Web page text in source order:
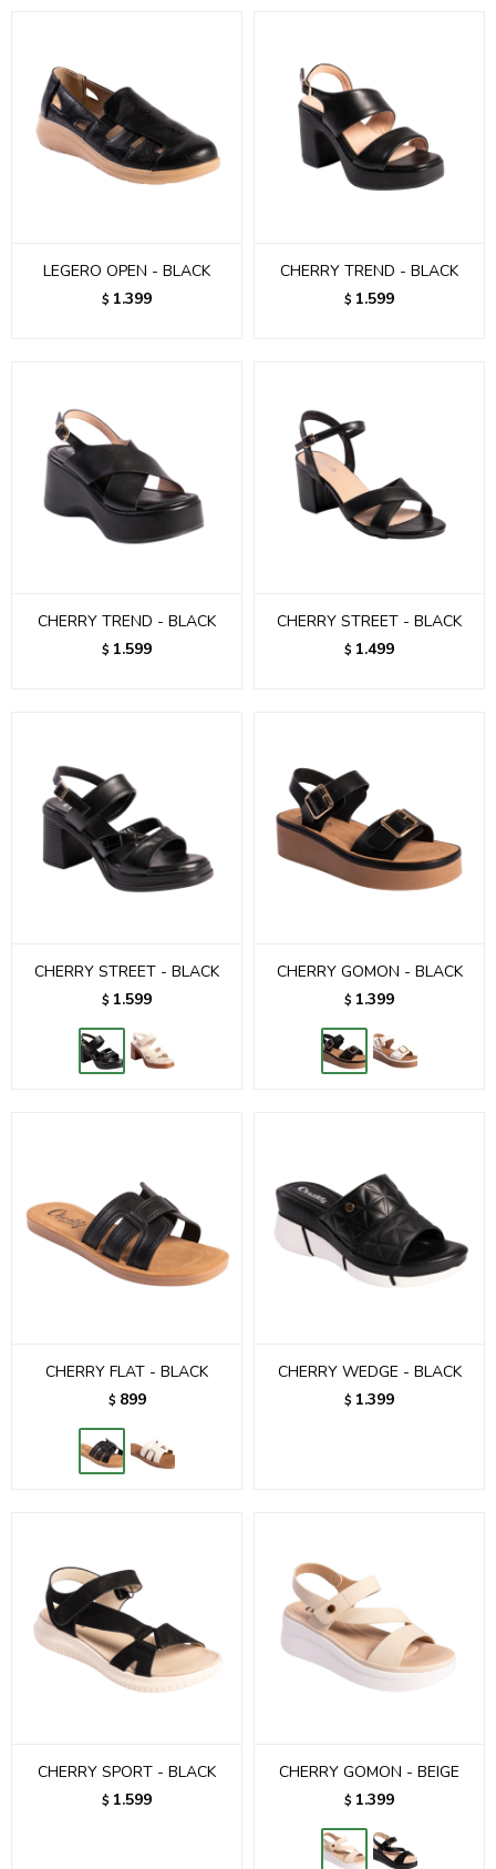
LEGERO OPEN - BLACK
$ 1.399
CHERRY TREND - BLACK
$ 1.599
CHERRY TREND - BLACK
$ 1.599
CHERRY STREET - BLACK
$ 1.499
CHERRY STREET - BLACK
$ 1.599
CHERRY GOMON - BLACK
$ 1.399
CHERRY FLAT - BLACK
$ 899
CHERRY WEDGE - BLACK
$ 1.399
CHERRY SPORT - BLACK
$ 1.599
CHERRY GOMON - BEIGE
$ 1.399